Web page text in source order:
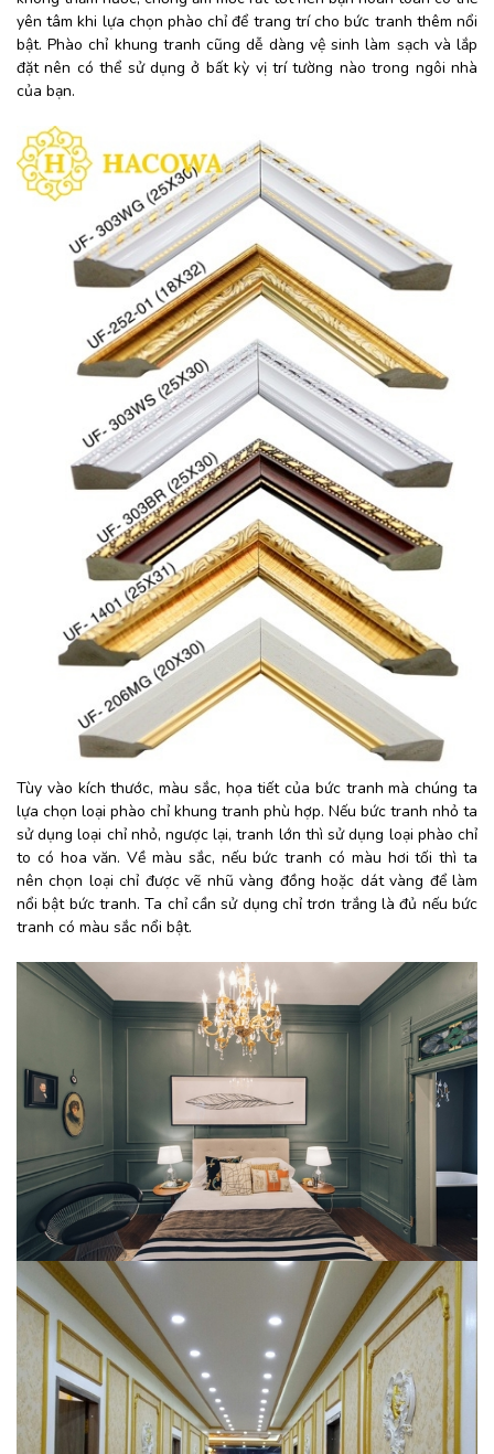
yên tâm khi lựa chọn phào chỉ để trang trí cho bức tranh thêm nổi
bật.Phào chỉ khung tranh cũng dễ dàng vệ sinh làm sạch và lắp
đặt nên có thể sử dụng ở bất kỳ vị trí tường nào trong ngôi nhà
của bạn.
Tùy vào kích thước, màu sắc, họa tiết của bức tranh mà chúng ta
lựa chọn loại phào chỉ khung tranh phù hợp. Nếu bức tranh nhỏ ta
sử dụng loại chỉ nhỏ, ngược lại, tranh lớn thì sử dụng loại phào chỉ
to có hoa văn. Về màu sắc, nếu bức tranh có màu hơi tối thì ta
nên chọn loại chỉ được vẽ nhũ vàng đồng hoặc dát vàng để làm
nổi bật bức tranh. Ta chỉ cần sử dụng chỉ trơn trắng là đủ nếu bức
tranh có màu sắc nổi bật.